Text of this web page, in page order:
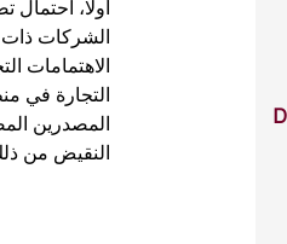
أولا،
الشركات ذات
الاهتمامات
المصدرين
النقيض من